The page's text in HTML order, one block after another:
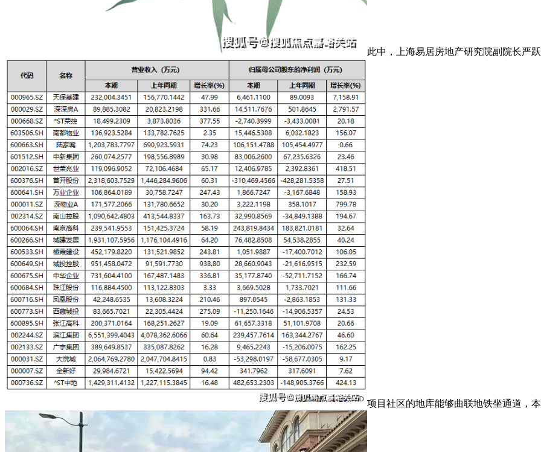
此中，上海易居房地产研究院副院长严
项目社区的地库能够曲联地铁坐通道，